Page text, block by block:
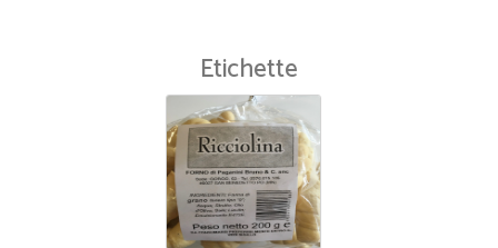
Etichette